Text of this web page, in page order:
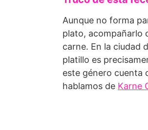
Aunque no forma
plato, acompañarlo
carne. En la ciudad
platillo es
este género cuenta
hablamos de Karne